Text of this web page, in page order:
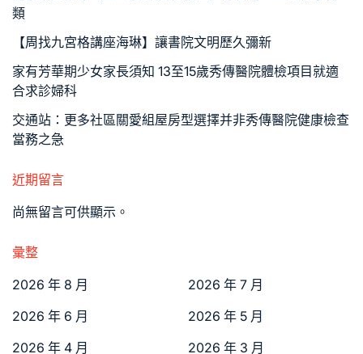
類
【周找九宮格講座海琳】讓書院文明歷久彌新
家有芳華期少女家長須知 13至15歲秀傳醫院體檢項目就適
合求診婦科
交通站：更多社區關愛組屋房型選擇并非秀傳醫院健康檢查
當務之急
近期留言
尚無留言可供顯示。
彙整
2026 年 8 月
2026 年 7 月
2026 年 6 月
2026 年 5 月
2026 年 4 月
2026 年 3 月